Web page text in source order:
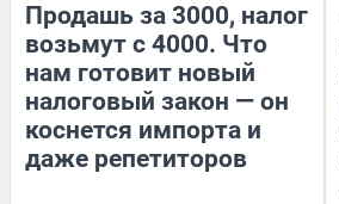
Продашь за 3000, налог
возьмут с 4000. Что
нам готовит новый
налоговый закон — он
коснется импорта и
даже репетиторов